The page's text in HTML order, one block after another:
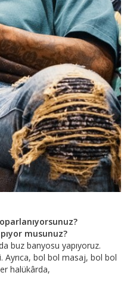
musunuz?
buz banyosu yapıyoruz.
bol bol masaj, bol bol
halükârda,